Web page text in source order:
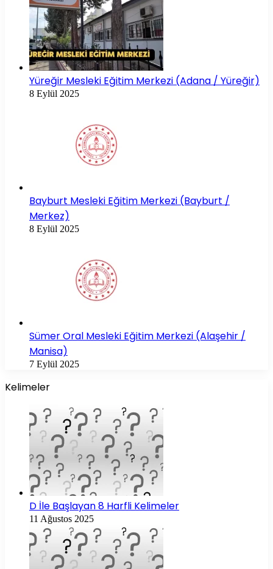
Yüreğir Mesleki Eğitim Merkezi (Adana / Yüreğir)
8 Eylül 2025
Bayburt Mesleki Eğitim Merkezi (Bayburt /
Merkez)
8 Eylül 2025
Sümer Oral Mesleki Eğitim Merkezi (Alaşehir /
Manisa)
7 Eylül 2025
Kelimeler
D İle Başlayan 8 Harfli Kelimeler
11 Ağustos 2025